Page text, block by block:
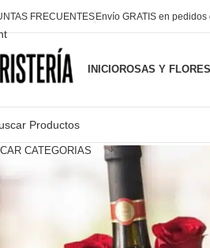
FRECUENTESEnvío GRATIS en
INICIOROSAS Y
CATEGORIAS